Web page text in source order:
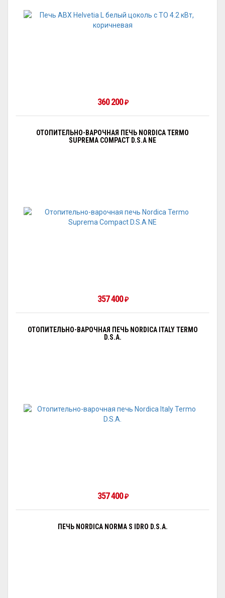
360 200₽
ОТОПИТЕЛЬНО-ВАРОЧНАЯ ПЕЧЬ NORDICA TERMO
SUPREMA COMPACT D.S.A NE
357 400₽
ОТОПИТЕЛЬНО-ВАРОЧНАЯ ПЕЧЬ NORDICA ITALY TERMO
D.S.A.
357 400₽
ПЕЧЬ NORDICA NORMA S IDRO D.S.A.